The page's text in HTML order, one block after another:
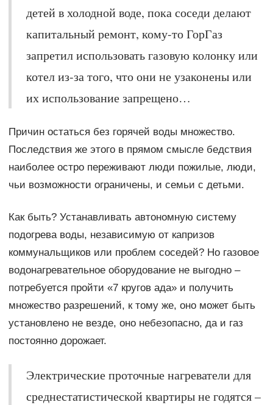
детей в холодной воде, пока соседи делают
капитальный ремонт, кому-то ГорГаз
запретил использовать газовую колонку или
котел из-за того, что они не узаконены или
их использование запрещено…
Причин остаться без горячей воды множество.
Последствия же этого в прямом смысле бедствия
наиболее остро переживают люди пожилые, люди,
чьи возможности ограничены, и семьи с детьми.
Как быть? Устанавливать автономную систему
подогрева воды, независимую от капризов
коммунальщиков или проблем соседей? Но газовое
водонагревательное оборудование не выгодно –
потребуется пройти «7 кругов ада» и получить
множество разрешений, к тому же, оно может быть
установлено не везде, оно небезопасно, да и газ
постоянно дорожает.
Электрические проточные нагреватели для
среднестатистической квартиры не годятся –